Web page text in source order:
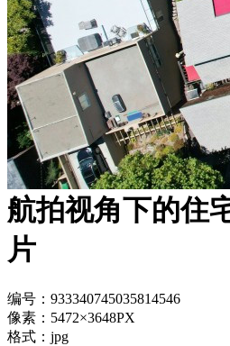
航拍视角下的住
片
编号：933340745035814546
像素：5472×3648PX
格式：jpg